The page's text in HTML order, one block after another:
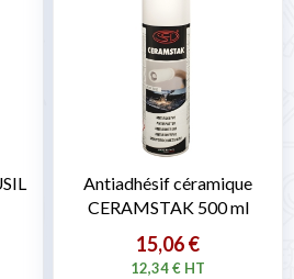
Antiadhésif céramique
CERAMSTAK 500 ml
15,06 €
12,34 € HT